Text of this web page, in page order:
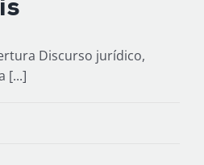
Discurso jurídico,
[...]